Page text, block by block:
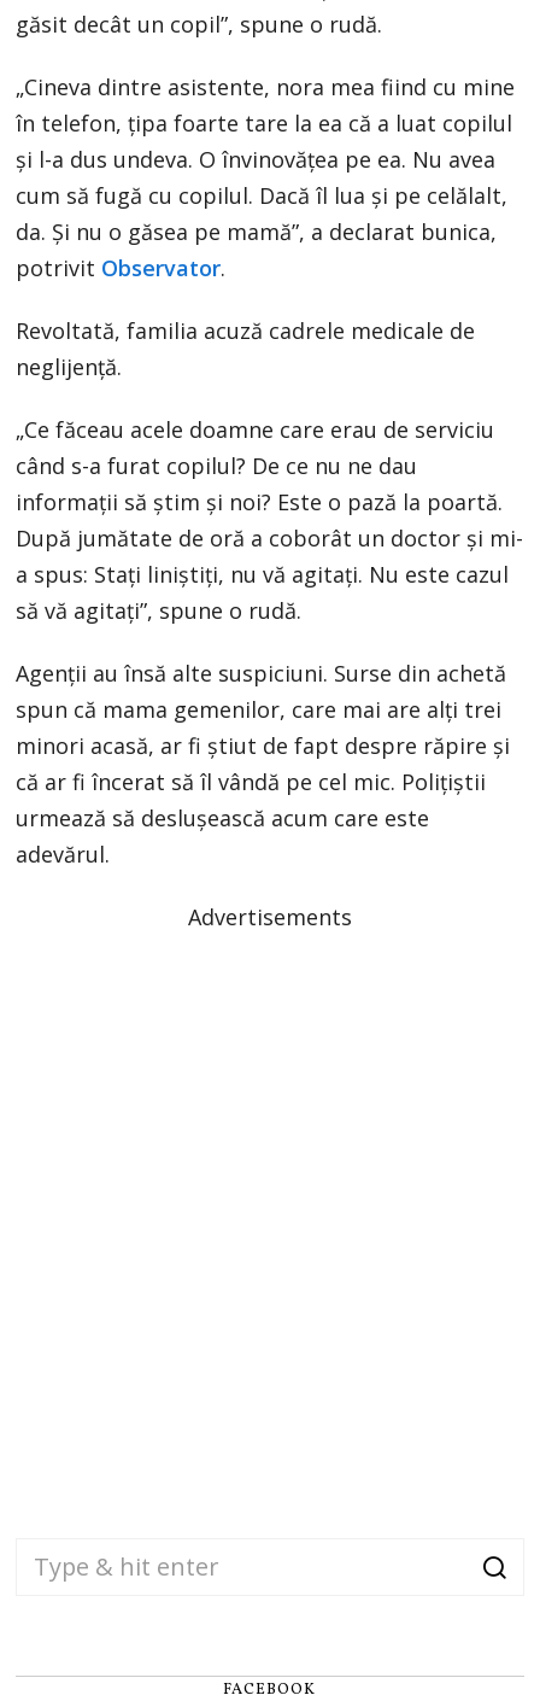
găsit decât un copil”, spune o rudă.
„Cineva dintre asistente, nora mea fiind cu mine
în telefon, ţipa foarte tare la ea că a luat copilul
şi l-a dus undeva. O învinovăţea pe ea. Nu avea
cum să fugă cu copilul. Dacă îl lua şi pe celălalt,
da. Şi nu o găsea pe mamă”, a declarat bunica,
potrivit Observator.
Revoltată, familia acuză cadrele medicale de
neglijenţă.
„Ce făceau acele doamne care erau de serviciu
când s-a furat copilul? De ce nu ne dau
informaţii să ştim şi noi? Este o pază la poartă.
După jumătate de oră a coborât un doctor şi mi-
a spus: Staţi liniştiţi, nu vă agitaţi. Nu este cazul
să vă agitaţi”, spune o rudă.
Agenţii au însă alte suspiciuni. Surse din achetă
spun că mama gemenilor, care mai are alţi trei
minori acasă, ar fi ştiut de fapt despre răpire şi
că ar fi încerat să îl vândă pe cel mic. Poliţiştii
urmează să desluşească acum care este
adevărul.
Advertisements
FACEBOOK